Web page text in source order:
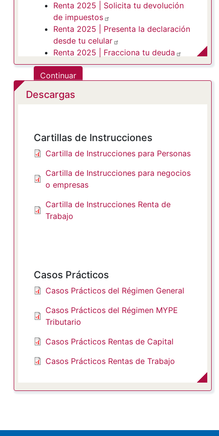
Renta 2025 | Solicita tu devolución
de impuestos
Renta 2025 | Presenta la declaración
desde tu celular
Renta 2025 | Fracciona tu deuda
Continuar
Descargas
Cartillas de Instrucciones
Cartilla de Instrucciones para Personas
Cartilla de Instrucciones para negocios
o empresas
Cartilla de Instrucciones Renta de
Trabajo
Casos Prácticos
Casos Prácticos del Régimen General
Casos Prácticos del Régimen MYPE
Tributario
Casos Prácticos Rentas de Capital
Casos Prácticos Rentas de Trabajo